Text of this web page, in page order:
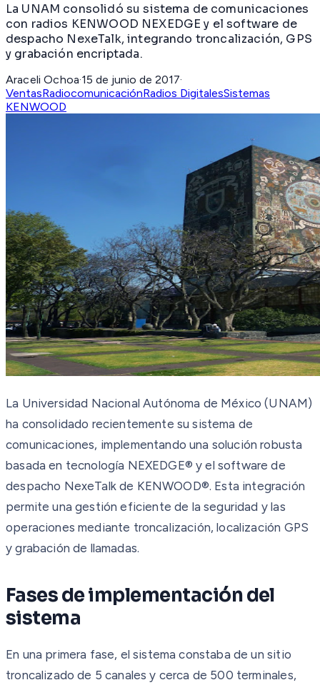
La UNAM consolidó su sistema de comunicaciones
con radios KENWOOD NEXEDGE y el software de
despacho NexeTalk, integrando troncalización, GPS
y grabación encriptada.
Araceli Ochoa·15 de junio de 2017·
VentasRadiocomunicaciónRadios DigitalesSistemas
KENWOOD
La Universidad Nacional Autónoma de México (UNAM)
ha consolidado recientemente su sistema de
comunicaciones, implementando una solución robusta
basada en tecnología NEXEDGE® y el software de
despacho NexeTalk de KENWOOD®. Esta integración
permite una gestión eficiente de la seguridad y las
operaciones mediante troncalización, localización GPS
y grabación de llamadas.
Fases de implementación del
sistema
En una primera fase, el sistema constaba de un sitio
troncalizado de 5 canales y cerca de 500 terminales,